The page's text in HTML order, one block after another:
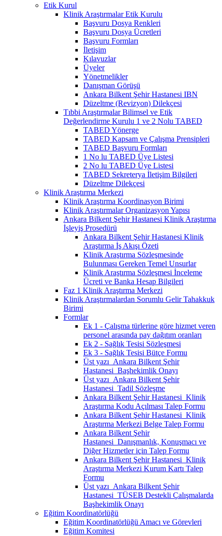
Etik Kurul
Klinik Araştırmalar Etik Kurulu
Başvuru Dosya Renkleri
Başvuru Dosya Ücretleri
Başvuru Formları
İletişim
Kılavuzlar
Üyeler
Yönetmelikler
Danışman Görüşü
Ankara Bilkent Şehir Hastanesi IBN
Düzeltme (Revizyon) Dilekçesi
Tıbbi Araştırmalar Bilimsel ve Etik
Değerlendirme Kurulu 1 ve 2 Nolu TABED
TABED Yönerge
TABED Kapsam ve Çalışma Prensipleri
TABED Başvuru Formları
1 No lu TABED Üye Listesi
2 No lu TABED Üye Listesi
TABED Sekreterya İletişim Bilgileri
Düzeltme Dilekçesi
Klinik Araştırma Merkezi
Klinik Araştırma Koordinasyon Birimi
Klinik Araştırmalar Organizasyon Yapısı
Ankara Bilkent Şehir Hastanesi Klinik Araştırma
İşleyiş Prosedürü
Ankara Bilkent Şehir Hastanesi Klinik
Araştırma İş Akışı Özeti
Klinik Araştırma Sözleşmesinde
Bulunması Gereken Temel Unsurlar
Klinik Araştırma Sözleşmesi İnceleme
Ücreti ve Banka Hesap Bilgileri
Faz 1 Klinik Araştırma Merkezi
Klinik Araştırmalardan Sorumlu Gelir Tahakkuk
Birimi
Formlar
Ek 1 - Çalışma türlerine göre hizmet veren
personel arasında pay dağıtım oranları
Ek 2 - Sağlık Tesisi Sözleşmesi
Ek 3 - Sağlık Tesisi Bütçe Formu
Üst yazı_Ankara Bilkent Şehir
Hastanesi_Başhekimlik Onayı
Üst yazı_Ankara Bilkent Şehir
Hastanesi_Tadil Sözleşme
Ankara Bilkent Şehir Hastanesi_Klinik
Araştırma Kodu Açılması Talep Formu
Ankara Bilkent Şehir Hastanesi_Klinik
Araştırma Merkezi Belge Talep Formu
Ankara Bilkent Şehir
Hastanesi_Danışmanlık, Konuşmacı ve
Diğer Hizmetler için Talep Formu
Ankara Bilkent Şehir Hastanesi_Klinik
Araştırma Merkezi Kurum Kartı Talep
Formu
Üst yazı_Ankara Bilkent Şehir
Hastanesi_TÜSEB Destekli Çalışmalarda
Başhekimlik Onayı
Eğitim Koordinatörlüğü
Eğitim Koordinatörlüğü Amacı ve Görevleri
Eğitim Komitesi